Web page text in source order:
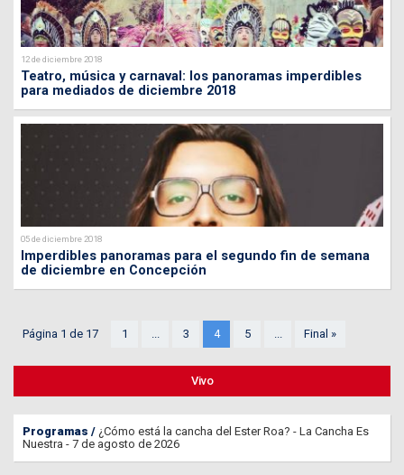
12 de diciembre 2018
Teatro, música y carnaval: los panoramas imperdibles
para mediados de diciembre 2018
05 de diciembre 2018
Imperdibles panoramas para el segundo fin de semana
de diciembre en Concepción
Página 1 de 17 1 ... 3 4 5 ... Final »
Vivo
Programas
¿Cómo está la cancha del Ester Roa? - La Cancha Es
Nuestra - 7 de agosto de 2026